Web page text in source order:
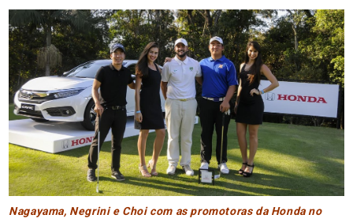
Nagayama, Negrini e Choi com as promotoras da Honda no